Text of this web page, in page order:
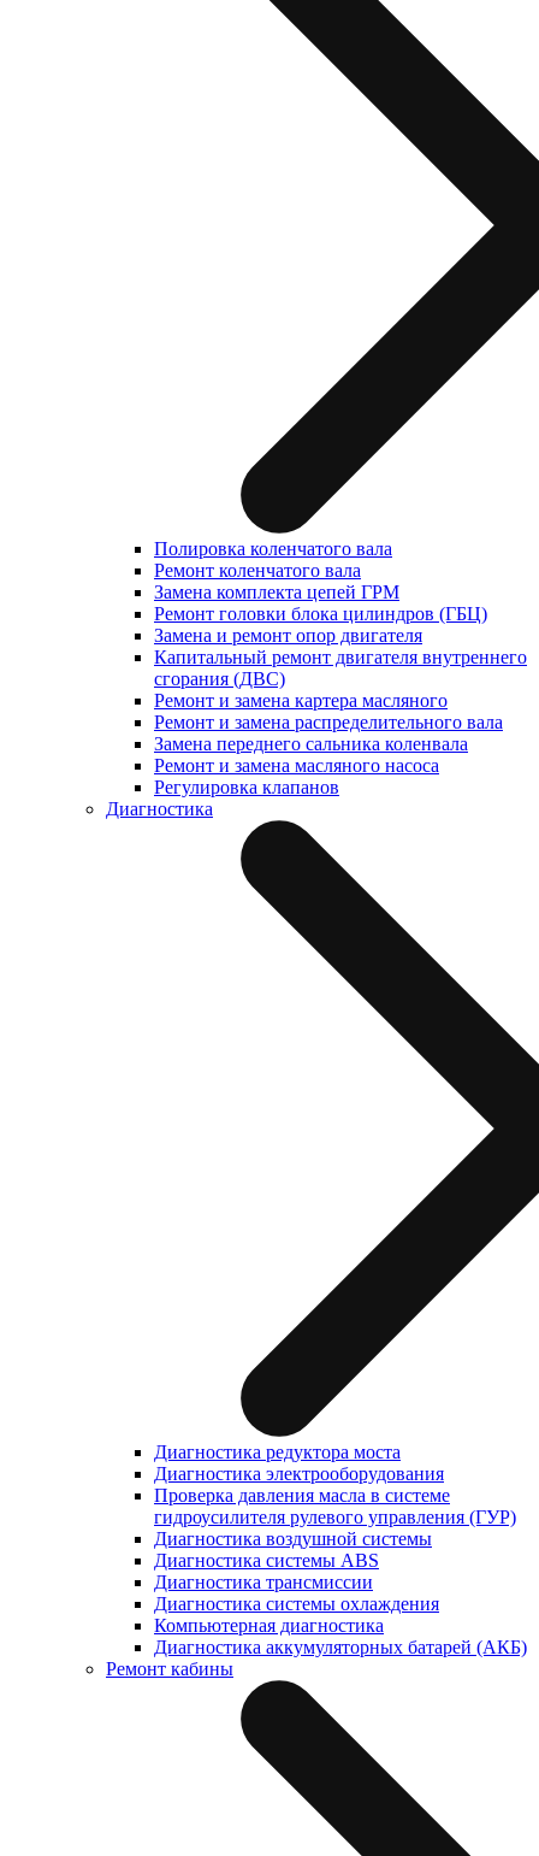
Полировка коленчатого вала
Ремонт коленчатого вала
Замена комплекта цепей ГРМ
Ремонт головки блока цилиндров (ГБЦ)
Замена и ремонт опор двигателя
Капитальный ремонт двигателя внутреннего
сгорания (ДВС)
Ремонт и замена картера масляного
Ремонт и замена распределительного вала
Замена переднего сальника коленвала
Ремонт и замена масляного насоса
Регулировка клапанов
Диагностика
Диагностика редуктора моста
Диагностика электрооборудования
Проверка давления масла в системе
гидроусилителя рулевого управления (ГУР)
Диагностика воздушной системы
Диагностика системы ABS
Диагностика трансмиссии
Диагностика системы охлаждения
Компьютерная диагностика
Диагностика аккумуляторных батарей (АКБ)
Ремонт кабины